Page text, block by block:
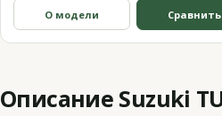
О модели Сравнить
Описание Suzuki